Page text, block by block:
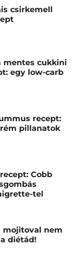
csirkemell
mentes cukkini
egy low-carb
recept:
pillanatok
Cobb
tel
mojitoval nem
diétád!